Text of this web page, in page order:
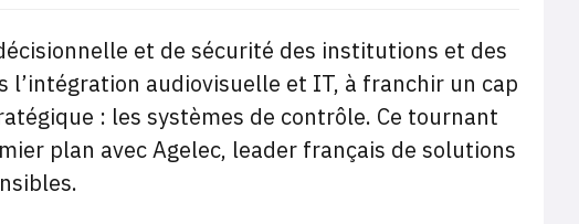
et de sécurité des institutions et des
audiovisuelle et IT, à franchir un cap
: les systèmes de contrôle. Ce tournant
plan avec Agelec, leader français de solutions